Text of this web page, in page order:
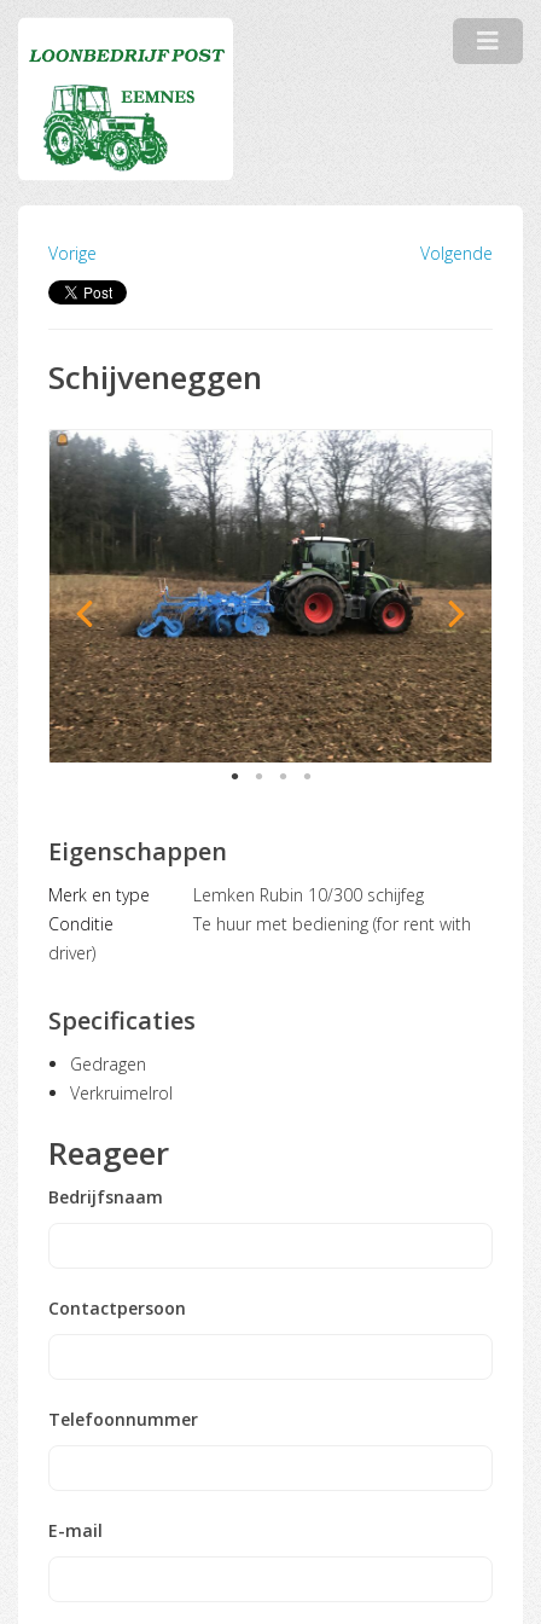
Vorige Volgende
Schijveneggen
1 2 3 4
Eigenschappen
Merk en type
Lemken Rubin 10/300 schijfeg
Conditie
Te huur met bediening (for rent with
driver)
Specificaties
Gedragen
Verkruimelrol
Reageer
Bedrijfsnaam
Contactpersoon
Telefoonnummer
E-mail